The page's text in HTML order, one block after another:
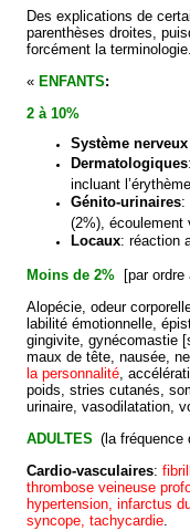
Des explications de
parenthèses droites,
forcément la
« ENFANTS:
2 à 10%
Système
Dermatologiques
incluant
Génito-urinaires:
(2%), écoulement
Locaux: réaction
Moins de 2%[par ordre
Alopécie, odeur
labilité émotionnelle,
gingivite, gynécomastie
maux de tête, nausée,
la personnalité,
poids, stries cutanés,
urinaire, vasodilatation,
ADULTES (la fréquence
Cardio-vasculaires:
thrombose veineuse
hypertension, infarctus
syncope, tachycardie.